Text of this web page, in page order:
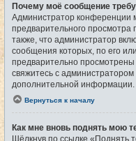
Почему моё сообщение
Администратор конференции
предварительного
также, что администратор
сообщения которых, по его
предварительно
свяжитесь с
дополнительной информации.
Вернуться к началу
Как мне вновь поднять мою
Щёлкнув по ссылке «Поднять